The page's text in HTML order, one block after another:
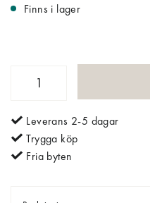
Finns i lager
Leverans 2-5 dagar
Trygga köp
Fria byten